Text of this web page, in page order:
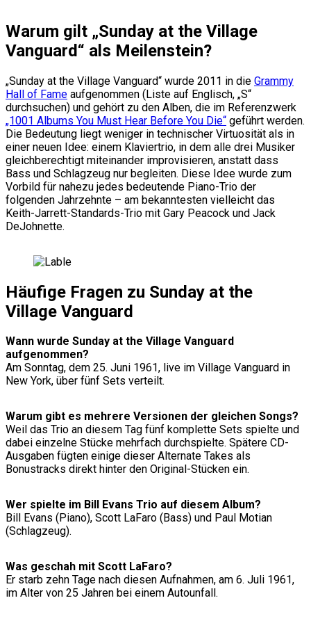
Warum gilt „Sunday at the Village
Vanguard“ als Meilenstein?
„Sunday at the Village Vanguard“ wurde 2011 in die Grammy
Hall of Fame aufgenommen (Liste auf Englisch, „S“
durchsuchen) und gehört zu den Alben, die im Referenzwerk
„1001 Albums You Must Hear Before You Die“ geführt werden.
Die Bedeutung liegt weniger in technischer Virtuosität als in
einer neuen Idee: einem Klaviertrio, in dem alle drei Musiker
gleichberechtigt miteinander improvisieren, anstatt dass
Bass und Schlagzeug nur begleiten. Diese Idee wurde zum
Vorbild für nahezu jedes bedeutende Piano-Trio der
folgenden Jahrzehnte – am bekanntesten vielleicht das
Keith-Jarrett-Standards-Trio mit Gary Peacock und Jack
DeJohnette.
Häufige Fragen zu Sunday at the
Village Vanguard
Wann wurde Sunday at the Village Vanguard
aufgenommen?
Am Sonntag, dem 25. Juni 1961, live im Village Vanguard in
New York, über fünf Sets verteilt.
Warum gibt es mehrere Versionen der gleichen Songs?
Weil das Trio an diesem Tag fünf komplette Sets spielte und
dabei einzelne Stücke mehrfach durchspielte. Spätere CD-
Ausgaben fügten einige dieser Alternate Takes als
Bonustracks direkt hinter den Original-Stücken ein.
Wer spielte im Bill Evans Trio auf diesem Album?
Bill Evans (Piano), Scott LaFaro (Bass) und Paul Motian
(Schlagzeug).
Was geschah mit Scott LaFaro?
Er starb zehn Tage nach diesen Aufnahmen, am 6. Juli 1961,
im Alter von 25 Jahren bei einem Autounfall.